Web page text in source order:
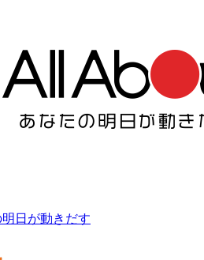
日が動きだす